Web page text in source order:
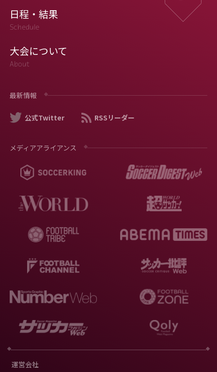
日程・結果
Schedule
大会について
About
最新情報
公式Twitter RSSリーダー
メディアアライアンス
運営会社